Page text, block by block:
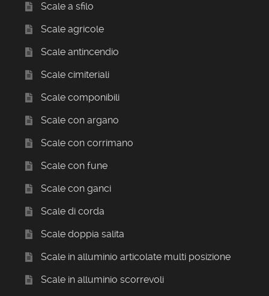
Scale a sfilo
Scale agricole
Scale antincendio
Scale cimiteriali
Scale componibili
Scale con argano
Scale con corrimano
Scale con fune
Scale con ganci
Scale di corda
Scale doppia salita
Scale in alluminio articolate multi posizione
Scale in alluminio scorrevoli